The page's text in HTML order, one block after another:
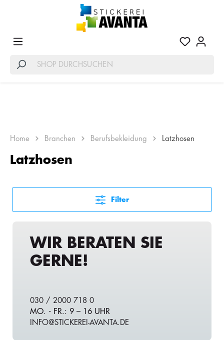
LATZHOSEN FÜR WORKWEAR
Home Branchen Berufsbekleidung Latzhosen
Latzhosen
Filter
WIR BERATEN SIE
GERNE!
030 / 2000 718 0
MO. - FR.: 9 – 16 UHR
INFO@STICKEREI-AVANTA.DE